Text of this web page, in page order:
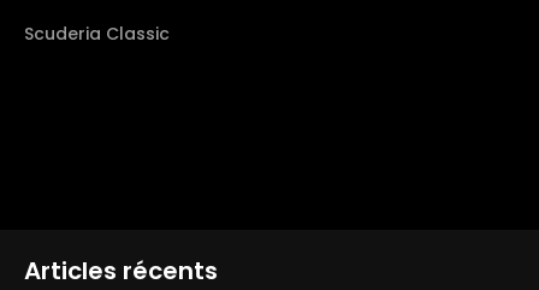
Scuderia Classic
Articles récents